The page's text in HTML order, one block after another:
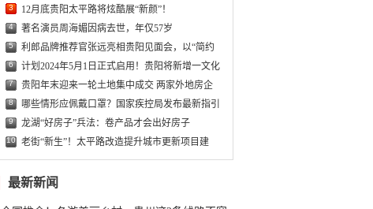
3 12月底贵阳太平路将炫酷展“新颜”！
4 著名演员周海媚因病去世，年仅57岁
5 利郎品牌推荐官张远亮相贵阳见面会，以“简约
6 计划2024年5月1日正式启用！贵阳将新增一文化
7 贵阳年末迎来一轮土地集中成交 两家外地房企
8 哪些情形应佩戴口罩？国家疾控局发布最新指引
9 龙湖“好房子”兵法：卷产品才会出好房子
10 老街“新生”！太平路改造提升城市更新项目建
最新新闻